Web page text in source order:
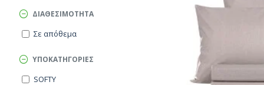
ΥΠΟΚΑΤΗΓΟΡΊΕΣ
SOFTY
ΔΙΑΘΕΣΙΜΌΤΗΤΑ
Σε απόθεμα